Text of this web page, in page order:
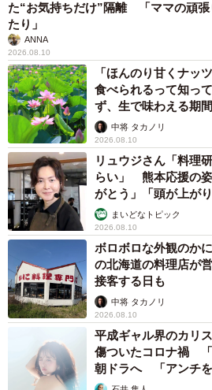
た“お気持ちだけ”隔離 「ママの頑張
たり」
ANNA
2026.08.10
「ほんのり甘くナッ
食べられるって知っ
ず、生で味わえる期
中将 タカノリ
2026.08.10
リュウジさん「料理
らい」 熊本応援の
がとう」「頭が上がり
まいどなトピック
2026.08.10
ボロボロな外観のか
の北海道の料理店が
接客する日も
中将 タカノリ
2026.08.10
平成ギャル界のカリ
傷ついたコロナ禍
朝ドラへ 「アンチを